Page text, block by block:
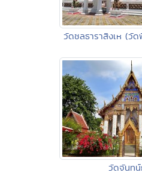
วัดชลธาราสิงเห (วั
วัดจันทน์